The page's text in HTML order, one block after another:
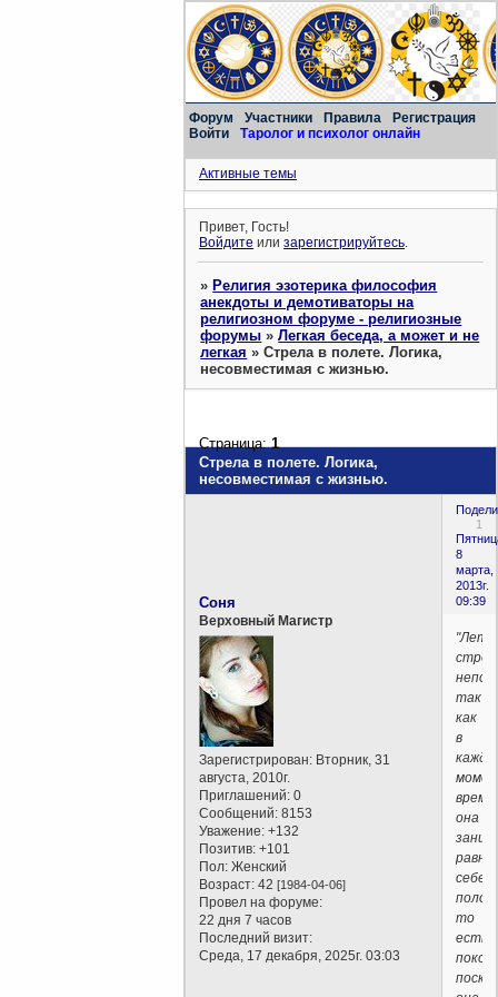
Форум Участники Правила
Регистрация
Войти
Таролог и психолог онлайн
Активные темы
Привет, Гость!
Войдите илизарегистрируйтесь.
»Религия эзотерика философия
анекдоты и демотиваторы на
религиозном форуме - религиозные
форумы »Легкая беседа, а может и не
легкая »Стрела в полете. Логика,
несовместимая с жизнью.
Стрела в полете. Логика,
несовместимая с жизнью.
Страница:1
1
8
марта,
2013г.
09:39
Соня
Верховный Магистр
Зарегистрирован: Вторник, 31
августа, 2010г.
Приглашений: 0
Сообщений: 8153
Уважение: +132
Позитив: +101
Пол: Женский
Возраст: 42[1984-04-06]
Провел на форуме:
22 дня 7 часов
Последний визит:
Среда, 17 декабря, 2025г. 03:03
так
как
в
она
себе
то
есть